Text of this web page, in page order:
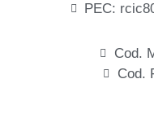
PEC:
Cod.
Cod.